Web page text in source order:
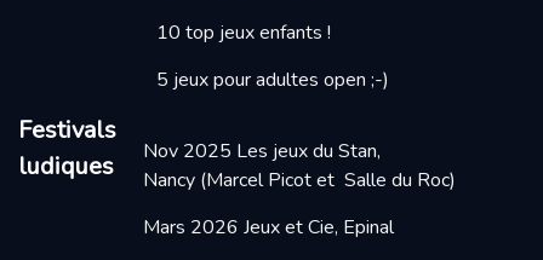
10 top jeux enfants !
5 jeux pour adultes open ;-)
Festivals
ludiques
Nov 2025 Les jeux du Stan,
Nancy(Marcel Picot et Salle du Roc)
Mars 2026 Jeux et Cie, Epinal